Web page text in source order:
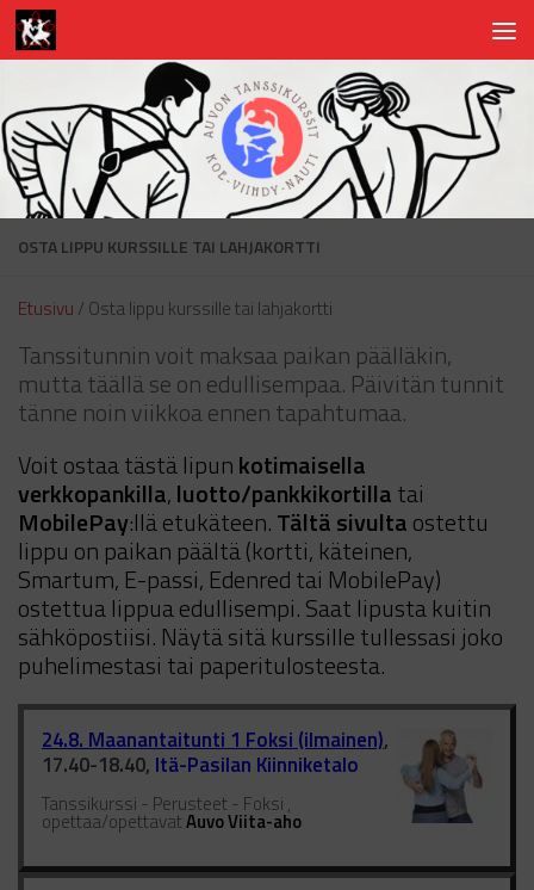
Skip to content
OSTA LIPPU KURSSILLE TAI LAHJAKORTTI
Etusivu / Osta lippu kurssille tai lahjakortti
Tanssitunnin voit maksaa paikan päälläkin,
mutta täällä se on edullisempaa. Päivitän tunnit
tänne noin viikkoa ennen tapahtumaa.
Voit ostaa tästä lipunkotimaisella
verkkopankilla,luotto/pankkikortillatai
MobilePay:llä etukäteen.Tältä sivultaostettu
lippu on paikan päältä (kortti, käteinen,
Smartum, E-passi, Edenred tai MobilePay)
ostettua lippua edullisempi. Saat lipusta kuitin
sähköpostiisi. Näytä sitä kurssille tullessasi joko
puhelimestasi tai paperitulosteesta.
24.8. Maanantaitunti 1 Foksi (ilmainen),
17.40-18.40, Itä-Pasilan Kiinniketalo
Tanssikurssi - Perusteet - Foksi ,
opettaa/opettavatAuvo Viita-aho